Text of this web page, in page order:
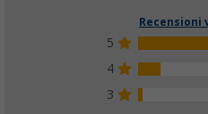
Set da 4
5
4
3